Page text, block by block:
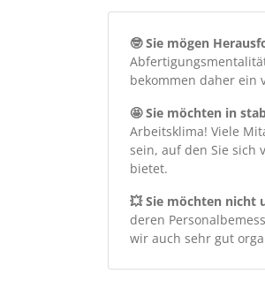
🤓 Sie mögen
bekommen daher ein
🤩 Sie möchten in
Arbeitsklima! Viele
sein, auf den Sie sich
bietet.
💥 Sie möchten nicht
deren
wir auch sehr gut